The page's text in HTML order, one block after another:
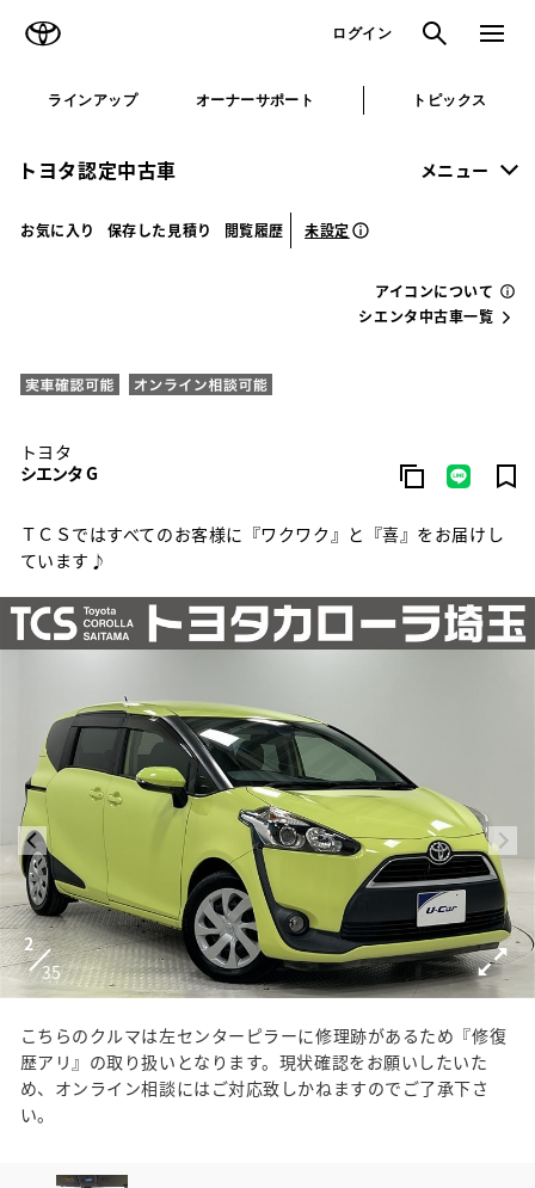
ログイン 検索 メニュ
ラインアップ オーナーサポート トピックス
トヨタ認定中古車 メニュー
お気に入り 保存した見積り 閲覧履歴 未設定
アイコンについて
シエンタ中古車一覧
トヨタ
シエンタ G
ＴＣＳではすべてのお客様に『ワクワク』と『喜』をお届けし
ています♪
2
35
こちらのクルマは左センターピラーに修理跡があるため『修復
歴アリ』の取り扱いとなります。現状確認をお願いしたいた
め、オンライン相談にはご対応致しかねますのでご了承下さ
い。